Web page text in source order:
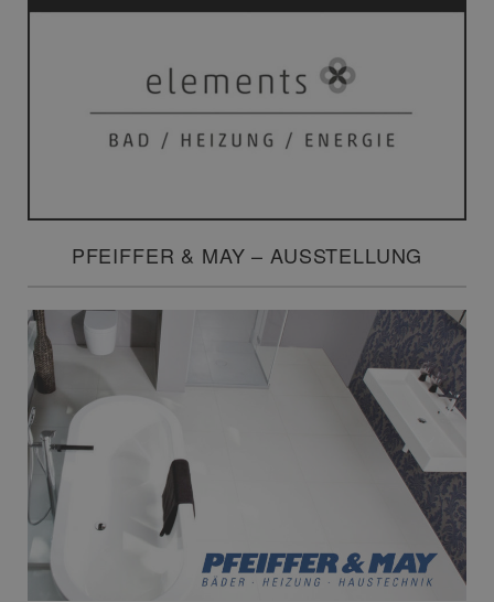
PFEIFFER & MAY – AUSSTELLUNG